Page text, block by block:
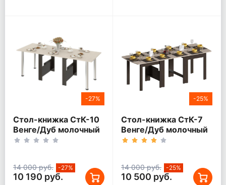
-27%
Стол-книжка СтК-10
Венге/Дуб молочный
14 000 руб. -27%
10 190 руб.
-25%
Стол-книжка СтК-7
Венге/Дуб молочный
14 000 руб. -25%
10 500 руб.